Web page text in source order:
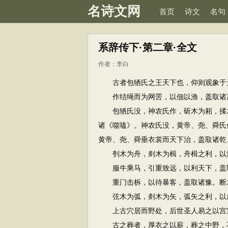
名诗文网 首页 诗文 名句
系辞传下·第二章·全文
作者： 李白
古者包牺氏之王天下也，仰则观象于
作结绳而为网罟，以佃以渔，盖取诸
包牺氏没，神农氏作，斫木为耜，揉
诸《噬嗑》。神农氏没，黄帝、尧、舜
黄帝、尧、舜垂衣裳而天下治，盖取诸
刳木为舟，剡木为楫，舟楫之利，以
服牛乘马，引重致远，以利天下，盖
重门击柝，以待暴客，盖取诸豫。断
弦木为弧，剡木为矢，弧矢之利，以
上古穴居而野处，后世圣人易之以宫
古之葬者，厚衣之以薪，葬之中野，